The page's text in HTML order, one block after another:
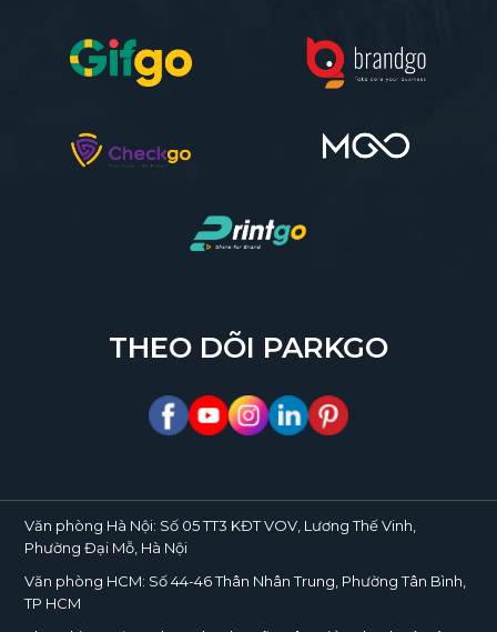
THEO DÕI PARKGO
Văn phòng Hà Nội: Số 05 TT3 KĐT VOV, Lương Thế Vinh,
Phường Đại Mỗ, Hà Nội
Văn phòng HCM: Số 44-46 Thân Nhân Trung, Phường Tân Bình,
TP HCM